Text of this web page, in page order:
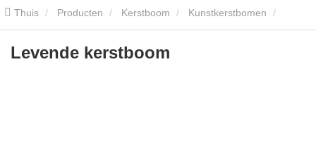
Thuis Producten Kerstboom Kunstkerstbomen
Levende kerstboom
Levende kerstboom